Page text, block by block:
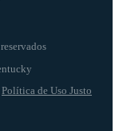
Política de Uso Justo